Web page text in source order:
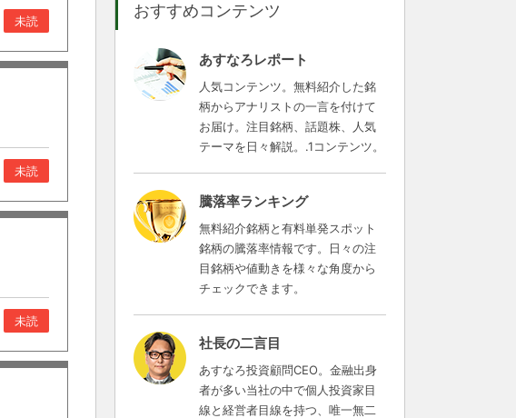
未読
未読
未読
おすすめコンテンツ
あすなろレポート
人気コンテンツ。無料紹介した銘
柄からアナリストの一言を付けて
お届け。注目銘柄、話題株、人気
テーマを日々解説。.1コンテンツ。
騰落率ランキング
無料紹介銘柄と有料単発スポット
銘柄の騰落率情報です。日々の注
目銘柄や値動きを様々な角度から
チェックできます。
社長の二言目
あすなろ投資顧問CEO。金融出身
者が多い当社の中で個人投資家目
線と経営者目線を持つ、唯一無二